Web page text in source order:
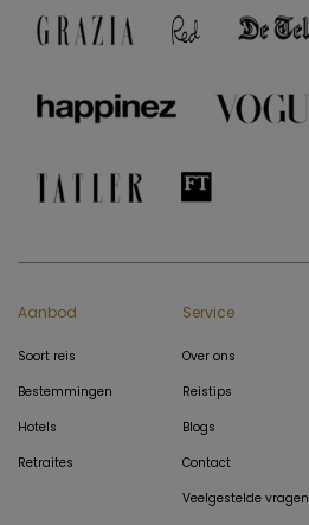
Aanbod
Soort reis
Bestemmingen
Hotels
Retraites
Service
Over ons
Reistips
Blogs
Contact
Veelgestelde vragen